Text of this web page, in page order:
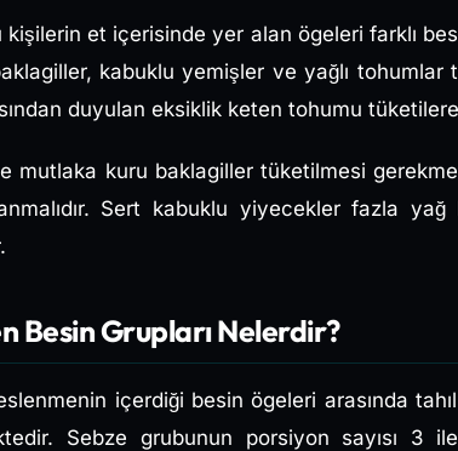
kişilerin et içerisinde yer alan ögeleri farklı
kabuklu yemişler ve yağlı tohumlar
duyulan eksiklik keten tohumu
mutlaka kuru baklagiller tüketilmesi
Sert kabuklu yiyecekler fazla
Besin Grupları Nelerdir?
içerdiği besin ögeleri arasında
Sebze grubunun porsiyon sayısı 3